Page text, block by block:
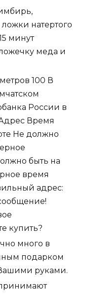
натертого
минут
меда и
100 В
России в
Время
Не должно
быть на
время
адрес:
купить?
много в
подарком
руками.